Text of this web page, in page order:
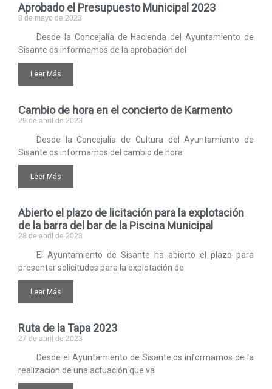
Aprobado el Presupuesto Municipal 2023
8 de mayo de 2023
Desde la Concejalía de Hacienda del Ayuntamiento de
Sisante os informamos de la aprobación del
Leer Más
Cambio de hora en el concierto de Karmento
29 de abril de 2023
Desde la Concejalía de Cultura del Ayuntamiento de
Sisante os informamos del cambio de hora
Leer Más
Abierto el plazo de licitación para la explotación
de la barra del bar de la Piscina Municipal
28 de abril de 2023
El Ayuntamiento de Sisante ha abierto el plazo para
presentar solicitudes para la explotación de
Leer Más
Ruta de la Tapa 2023
27 de abril de 2023
Desde el Ayuntamiento de Sisante os informamos de la
realización de una actuación que va